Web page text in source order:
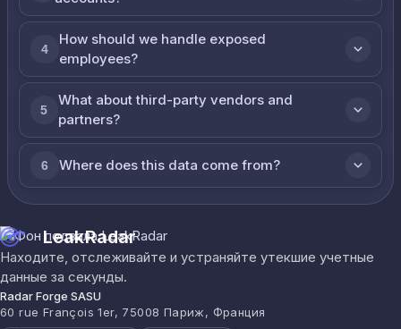
4
How should we handle exposed
employees?
5
What about third-party vendors and
partners?
6 Where does this data come from?
LeakRadar
Находите, отслеживайте и устраняйте утекшие учетные
данные за секунды.
Radar Forge SASU
60 rue François 1er, 75008 Париж, Франция